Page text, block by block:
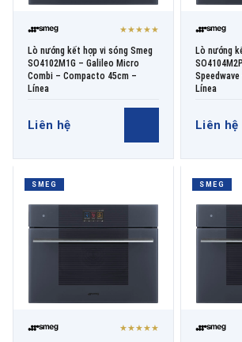
★★★★★
Lò nướng kết hợp vi sóng Smeg
SO4102M1G – Galileo Micro
Combi – Compacto 45cm –
Línea
Liên hệ
Lò nướng
Línea
Liên hệ
SMEG
★★★★★
SMEG